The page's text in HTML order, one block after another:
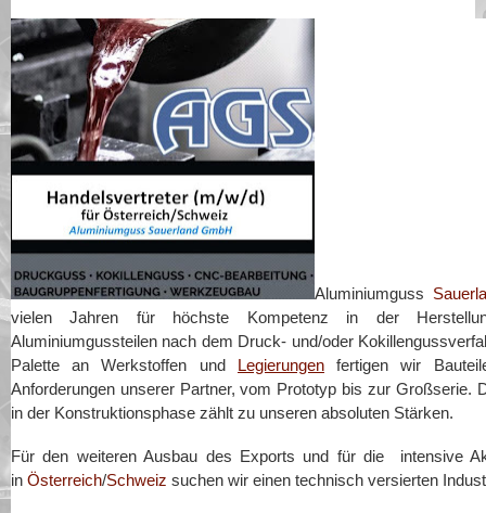
Aluminiumguss
vielen Jahren für höchste Kompetenz in der
Aluminiumgussteilen nach dem Druck- und/oder
Palette an Werkstoffen und Legierungenfertigen wir
Anforderungen unserer Partner, vom Prototyp bis zur Großserie.
in der Konstruktionsphase zählt zu unseren absoluten Stärken.
Für den weiteren Ausbau des Exports und für die intensive
in Österreich/Schweiz suchen wir einen technisch versierten